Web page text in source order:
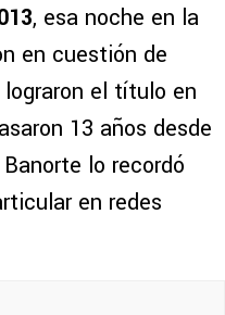
, esa noche en la
en cuestión de
el título en
13 años desde
lo recordó
en redes